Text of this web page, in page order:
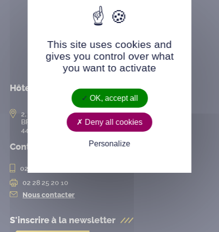
Hôtel de ville
2, rue de l’Hôtel-de-Ville
BP 50167
44802 Saint-Herblain cedex
Contact
02 28 25 20 00
02 28 25 20 10
Nous contacter
S'inscrire à la newsletter
This site uses cookies and
gives you control over what
you want to activate
OK, accept all
Deny all cookies
Personalize